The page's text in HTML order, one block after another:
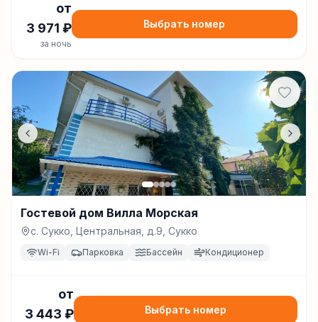
от
3 971 ₽
за ночь
Выбрать номер
Гостевой дом Вилла Морская
с. Сукко, Центральная, д.9, Сукко
Wi-Fi Парковка Бассейн Кондиционер
от
3 443 ₽ Выбрать номер